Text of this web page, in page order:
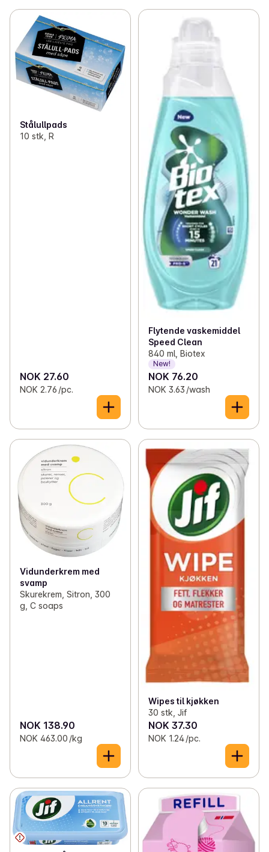
Magazines
✓ Clothes (63)
✓ Reflex 0
Various household items
✓ Matches and lighters
Stålullpads
10 stk, R
NOK 27.60
NOK 2.76 /pc.
Flytende vaskemiddel
Speed Clean
840 ml, Biotex
New!
NOK 76.20
NOK 3.63 /wash
Vidunderkrem med
svamp
Skurekrem, Sitron, 300
g, C soaps
NOK 138.90
NOK 463.00 /kg
Wipes til kjøkken
30 stk, Jif
NOK 37.30
NOK 1.24 /pc.